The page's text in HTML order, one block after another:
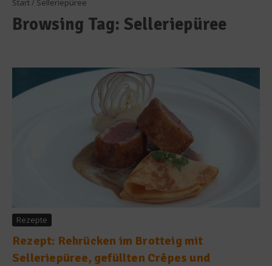
Start/ Selleriepüree
Browsing Tag: Selleriepüree
Rezepte
Rezept: Rehrücken im Brotteig mit
Selleriepüree, gefüllten Crêpes und